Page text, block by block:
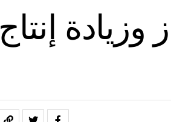
إنتاج